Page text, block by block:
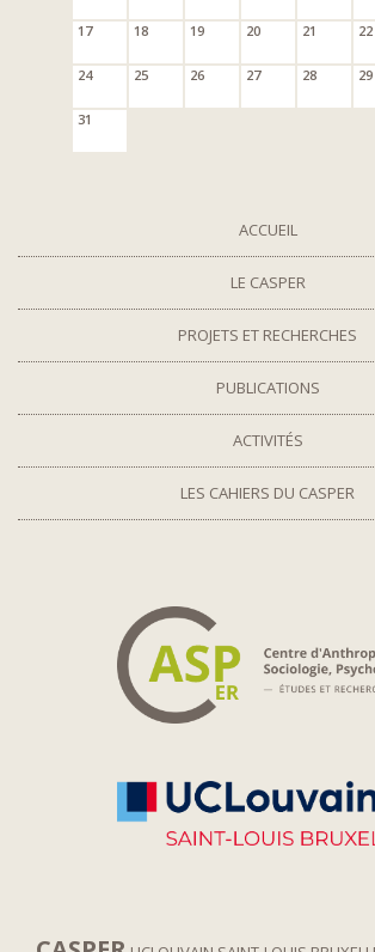
17 18 19 20 21 22
24 25 26 27 28 29
31
ACCUEIL
LE CASPER
PROJETS ET RECHERCHES
PUBLICATIONS
ACTIVITÉS
LES CAHIERS DU CASPER